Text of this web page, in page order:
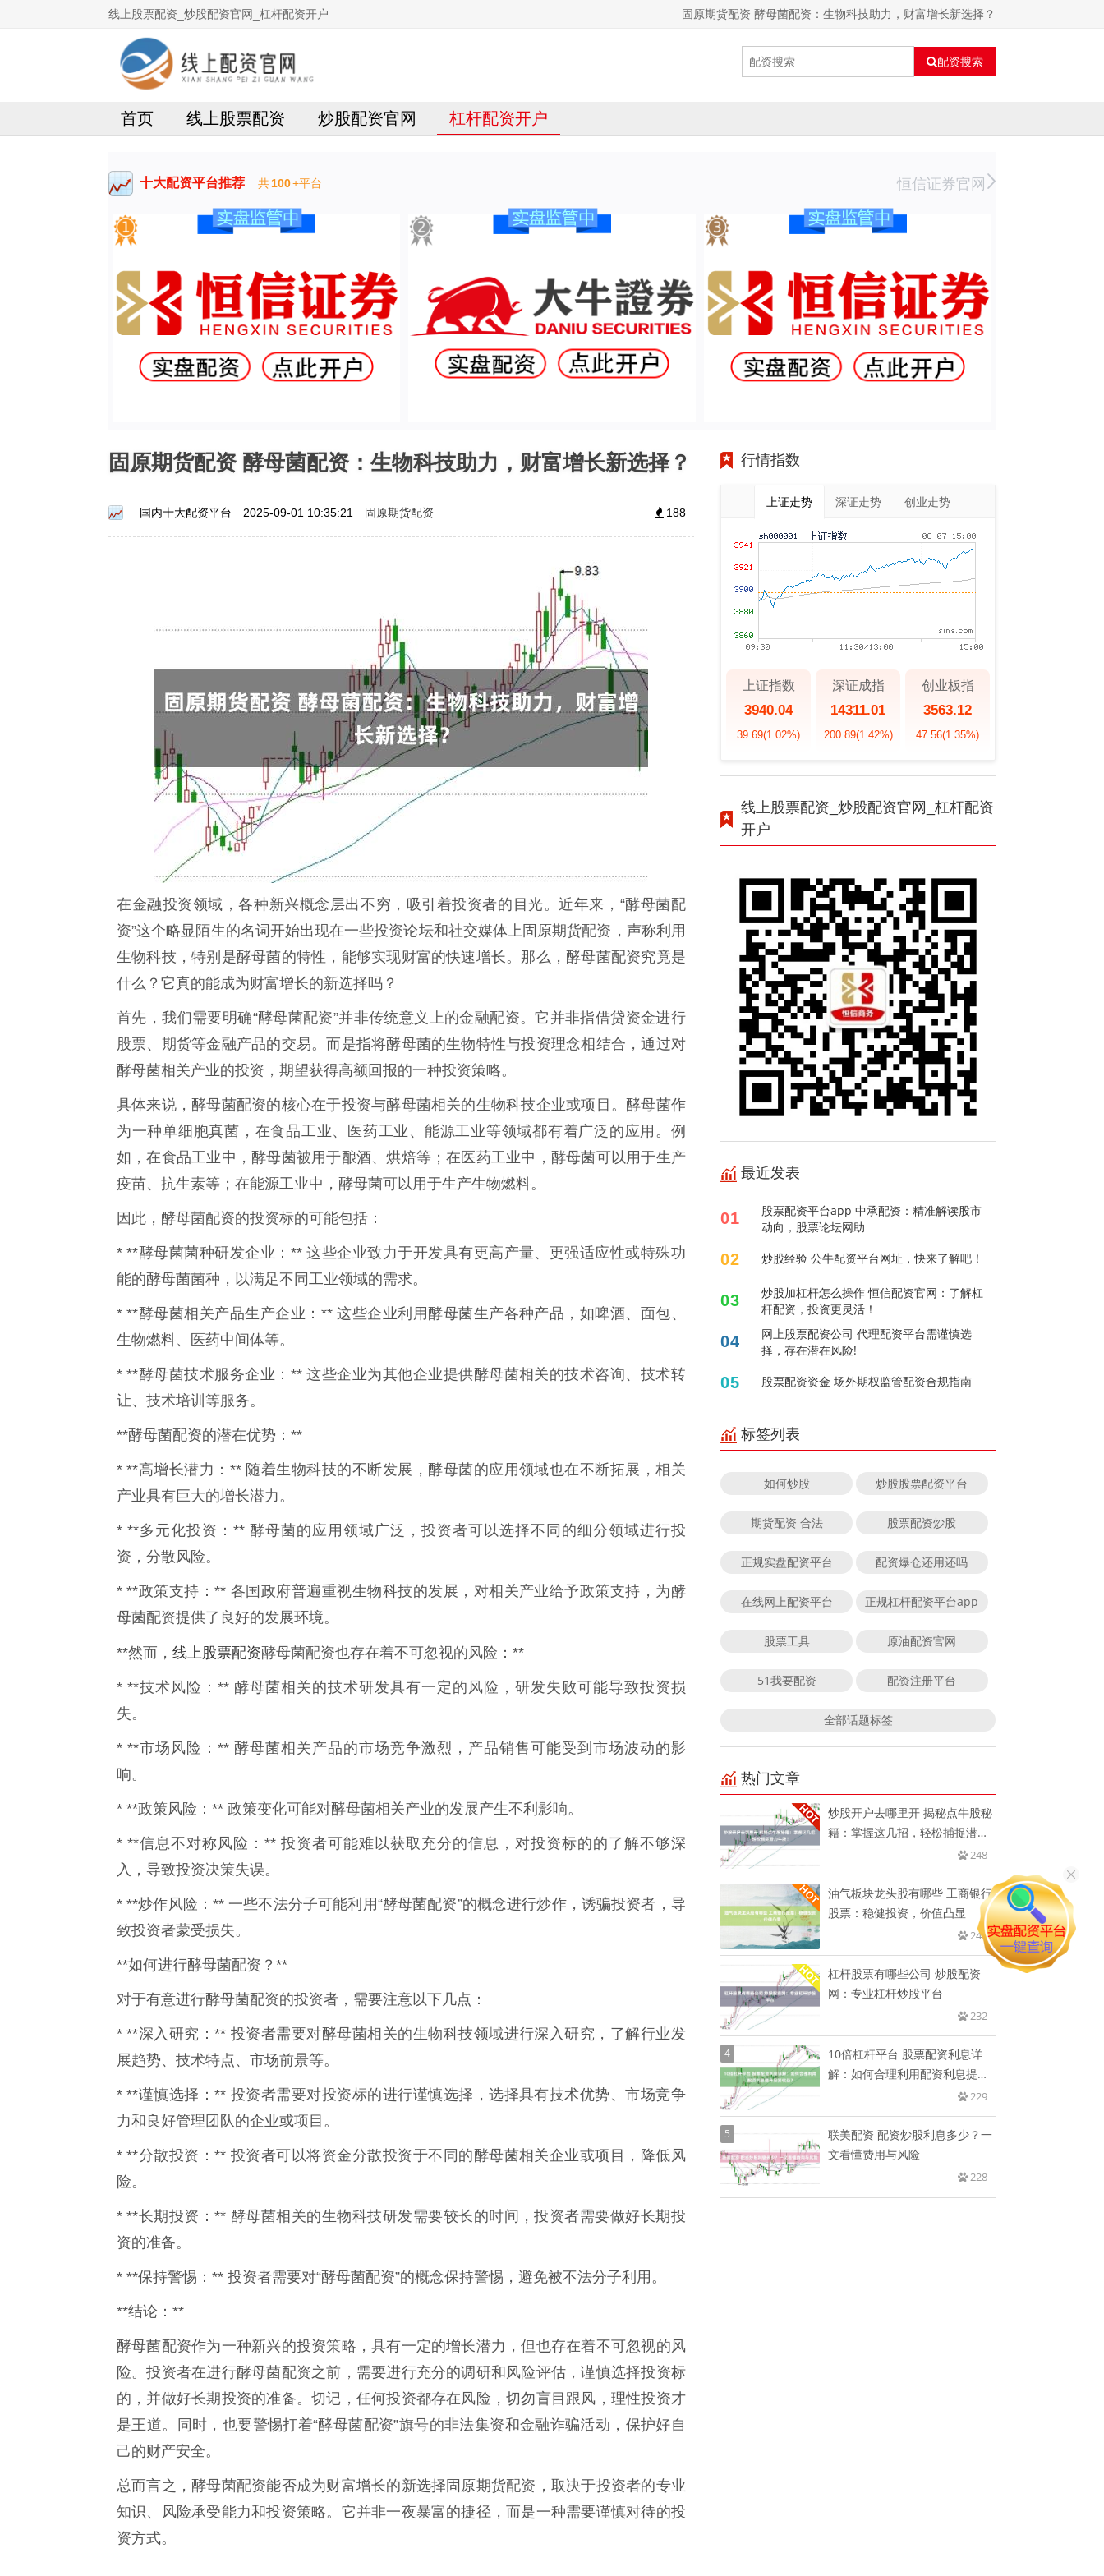
线上股票配资_炒股配资官网_杠杆配资开户 固原期货配资 酵母菌配资：生物科技助力，财富增长新选择？
配资搜索
首页 线上股票配资 炒股配资官网 杠杆配资开户
十大配资平台推荐 共100+平台 恒信证券官网
固原期货配资 酵母菌配资：生物科技助力，财富增长新选择？
国内十大配资平台 2025-09-01 10:35:21 固原期货配资 188
在金融投资领域，各种新兴概念层出不穷，吸引着投资者的目光。近年来，“酵母菌配
资”这个略显陌生的名词开始出现在一些投资论坛和社交媒体上固原期货配资，声称利用
生物科技，特别是酵母菌的特性，能够实现财富的快速增长。那么，酵母菌配资究竟是
什么？它真的能成为财富增长的新选择吗？
首先，我们需要明确“酵母菌配资”并非传统意义上的金融配资。它并非指借贷资金进行
股票、期货等金融产品的交易。而是指将酵母菌的生物特性与投资理念相结合，通过对
酵母菌相关产业的投资，期望获得高额回报的一种投资策略。
具体来说，酵母菌配资的核心在于投资与酵母菌相关的生物科技企业或项目。酵母菌作
为一种单细胞真菌，在食品工业、医药工业、能源工业等领域都有着广泛的应用。例
如，在食品工业中，酵母菌被用于酿酒、烘焙等；在医药工业中，酵母菌可以用于生产
疫苗、抗生素等；在能源工业中，酵母菌可以用于生产生物燃料。
因此，酵母菌配资的投资标的可能包括：
* **酵母菌菌种研发企业：** 这些企业致力于开发具有更高产量、更强适应性或特殊功
能的酵母菌菌种，以满足不同工业领域的需求。
* **酵母菌相关产品生产企业：** 这些企业利用酵母菌生产各种产品，如啤酒、面包、
生物燃料、医药中间体等。
* **酵母菌技术服务企业：** 这些企业为其他企业提供酵母菌相关的技术咨询、技术转
让、技术培训等服务。
**酵母菌配资的潜在优势：**
* **高增长潜力：** 随着生物科技的不断发展，酵母菌的应用领域也在不断拓展，相关
产业具有巨大的增长潜力。
* **多元化投资：** 酵母菌的应用领域广泛，投资者可以选择不同的细分领域进行投
资，分散风险。
* **政策支持：** 各国政府普遍重视生物科技的发展，对相关产业给予政策支持，为酵
母菌配资提供了良好的发展环境。
**然而， 线上股票配资酵母菌配资也存在着不可忽视的风险：**
* **技术风险：** 酵母菌相关的技术研发具有一定的风险，研发失败可能导致投资损
失。
* **市场风险：** 酵母菌相关产品的市场竞争激烈，产品销售可能受到市场波动的影
响。
* **政策风险：** 政策变化可能对酵母菌相关产业的发展产生不利影响。
* **信息不对称风险：** 投资者可能难以获取充分的信息，对投资标的的了解不够深
入，导致投资决策失误。
* **炒作风险：** 一些不法分子可能利用“酵母菌配资”的概念进行炒作，诱骗投资者，导
致投资者蒙受损失。
**如何进行酵母菌配资？**
对于有意进行酵母菌配资的投资者，需要注意以下几点：
* **深入研究：** 投资者需要对酵母菌相关的生物科技领域进行深入研究，了解行业发
展趋势、技术特点、市场前景等。
* **谨慎选择：** 投资者需要对投资标的进行谨慎选择，选择具有技术优势、市场竞争
力和良好管理团队的企业或项目。
* **分散投资：** 投资者可以将资金分散投资于不同的酵母菌相关企业或项目，降低风
险。
* **长期投资：** 酵母菌相关的生物科技研发需要较长的时间，投资者需要做好长期投
资的准备。
* **保持警惕：** 投资者需要对“酵母菌配资”的概念保持警惕，避免被不法分子利用。
**结论：**
酵母菌配资作为一种新兴的投资策略，具有一定的增长潜力，但也存在着不可忽视的风
险。投资者在进行酵母菌配资之前，需要进行充分的调研和风险评估，谨慎选择投资标
的，并做好长期投资的准备。切记，任何投资都存在风险，切勿盲目跟风，理性投资才
是王道。同时，也要警惕打着“酵母菌配资”旗号的非法集资和金融诈骗活动，保护好自
己的财产安全。
总而言之，酵母菌配资能否成为财富增长的新选择固原期货配资，取决于投资者的专业
知识、风险承受能力和投资策略。它并非一夜暴富的捷径，而是一种需要谨慎对待的投
资方式。
行情指数
上证走势 深证走势 创业走势
上证指数
3940.04
39.69(1.02%)
深证成指
14311.01
200.89(1.42%)
创业板指
3563.12
47.56(1.35%)
线上股票配资_炒股配资官网_杠杆配资
开户
最近发表
01
股票配资平台app 中承配资：精准解读股市
动向，股票论坛网助
02 炒股经验 公牛配资平台网址，快来了解吧！
03
炒股加杠杆怎么操作 恒信配资官网：了解杠
杆配资，投资更灵活！
04
网上股票配资公司 代理配资平台需谨慎选
择，存在潜在风险!
05 股票配资资金 场外期权监管配资合规指南
标签列表
如何炒股 炒股股票配资平台
期货配资 合法 股票配资炒股
正规实盘配资平台 配资爆仓还用还吗
在线网上配资平台 正规杠杆配资平台app
股票工具 原油配资官网
51我要配资 配资注册平台
全部话题标签
热门文章
炒股开户去哪里开 揭秘点牛股秘
籍：掌握这几招，轻松捕捉潜力
248
油气板块龙头股有哪些 工商银行
股票：稳健投资，价值凸显
247
杠杆股票有哪些公司 炒股配资
网：专业杠杆炒股平台
232
4
10倍杠杆平台 股票配资利息详
解：如何合理利用配资利息提升
229
5
联美配资 配资炒股利息多少？一
文看懂费用与风险
228